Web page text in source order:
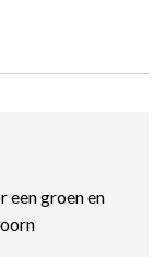
een groen en